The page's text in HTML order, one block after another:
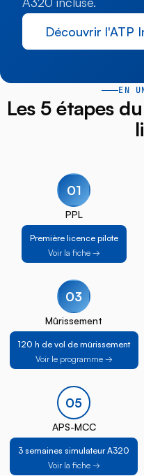
Découvrir l'ATP
EN
Les 5 étapes
01
PPL
Première licence pilote
Voir la fiche →
03
Mûrissement
120 h de vol de mûrissement
Voir le programme →
05
APS-MCC
3 semaines simulateur A320
Voir la fiche →